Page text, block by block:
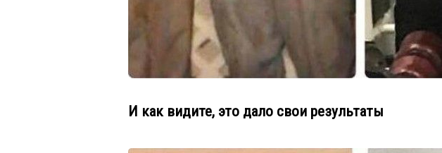
И как видите, это дало свои результаты